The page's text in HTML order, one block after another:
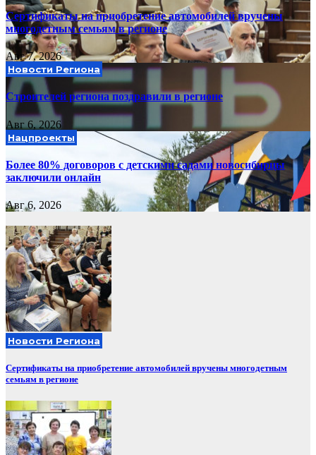
Сертификаты на приобретение автомобилей вручены
многодетным семьям в регионе
Авг 7, 2026
Новости Региона
Строителей региона поздравили в регионе
Авг 6, 2026
Нацпроекты
Более 80% договоров с детскими садами новосибирцы
заключили онлайн
Авг 6, 2026
Новости Региона
Сертификаты на приобретение автомобилей вручены многодетным
семьям в регионе